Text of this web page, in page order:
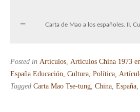
Carta de Mao a los españoles. II.
Posted in Artículos Artículos China 1973
España Educación, Cultura, Política
Tagged Carta Mao Tse-tung China España